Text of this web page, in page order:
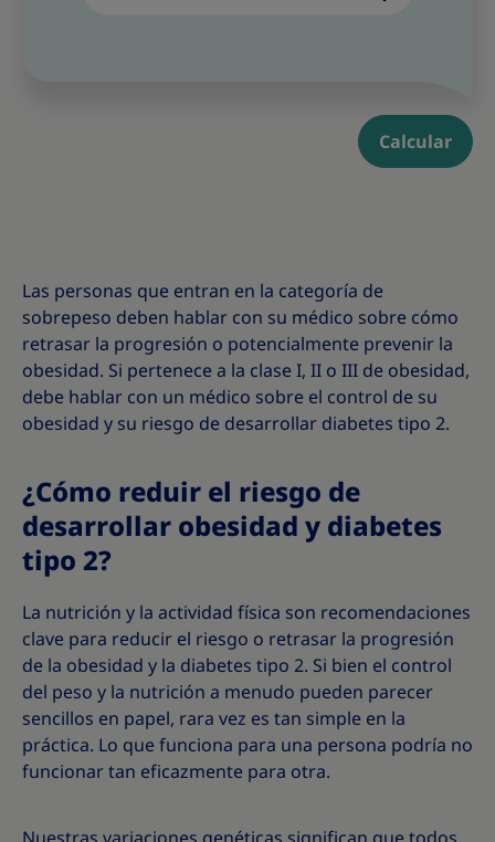
Calcular
Las personas que entran en la categoría de
sobrepeso deben hablar con su médico sobre cómo
retrasar la progresión o potencialmente prevenir la
obesidad. Si pertenece a la clase I, II o III de obesidad,
debe hablar con un médico sobre el control de su
obesidad y su riesgo de desarrollar diabetes tipo 2.
¿Cómo reduir el riesgo de
desarrollar obesidad y diabetes
tipo 2?
La nutrición y la actividad física son recomendaciones
clave para reducir el riesgo o retrasar la progresión
de la obesidad y la diabetes tipo 2. Si bien el control
del peso y la nutrición a menudo pueden parecer
sencillos en papel, rara vez es tan simple en la
práctica. Lo que funciona para una persona podría no
funcionar tan eficazmente para otra.